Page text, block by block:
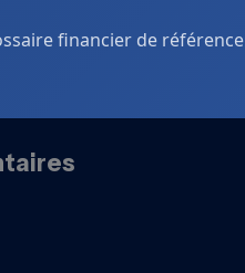
financier de référence